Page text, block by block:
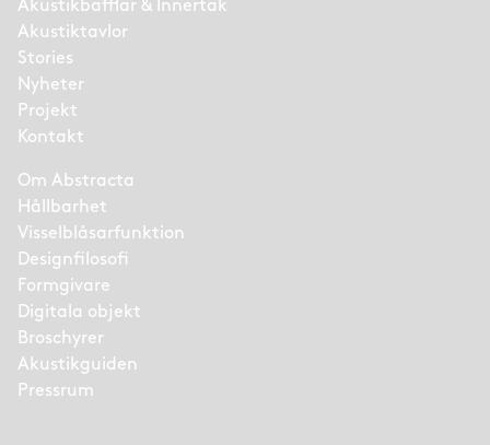
Akustikbafflar & Innertak
Akustiktavlor
Stories
Nyheter
Projekt
Kontakt
Om Abstracta
Hållbarhet
Visselblåsarfunktion
Designfilosofi
Formgivare
Digitala objekt
Broschyrer
Akustikguiden
Pressrum